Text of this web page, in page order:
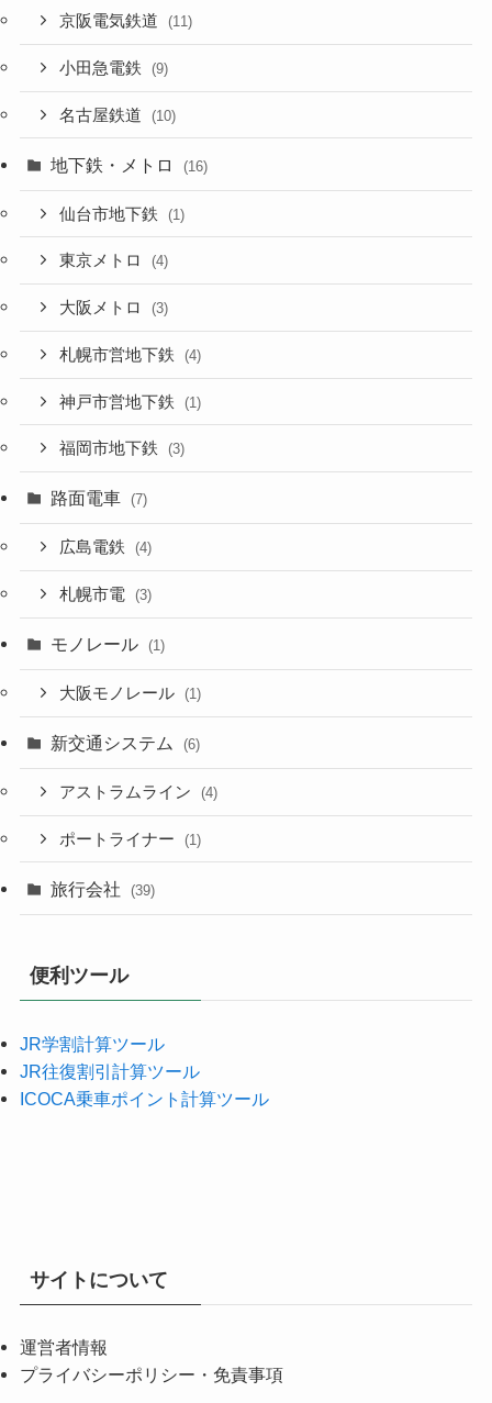
京阪電気鉄道 (11)
小田急電鉄 (9)
名古屋鉄道 (10)
地下鉄・メトロ (16)
仙台市地下鉄 (1)
東京メトロ (4)
大阪メトロ (3)
札幌市営地下鉄 (4)
神戸市営地下鉄 (1)
福岡市地下鉄 (3)
路面電車 (7)
広島電鉄 (4)
札幌市電 (3)
モノレール (1)
大阪モノレール (1)
新交通システム (6)
アストラムライン (4)
ポートライナー (1)
旅行会社 (39)
便利ツール
JR学割計算ツール
JR往復割引計算ツール
ICOCA乗車ポイント計算ツール
サイトについて
運営者情報
プライバシーポリシー・免責事項